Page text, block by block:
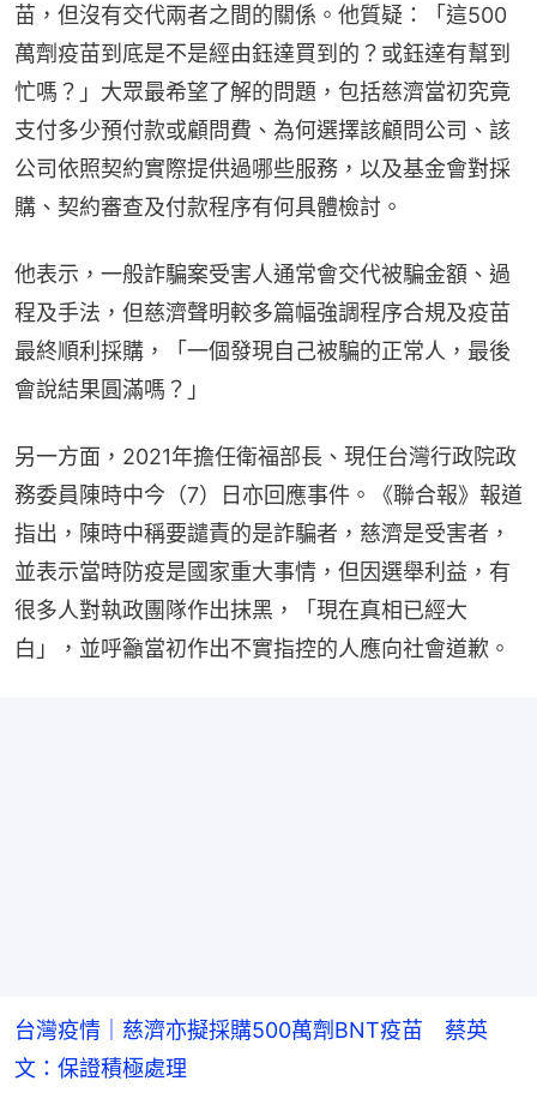
苗，但沒有交代兩者之間的關係。他質疑：「這500
萬劑疫苗到底是不是經由鈺達買到的？或鈺達有幫到
忙嗎？」大眾最希望了解的問題，包括慈濟當初究竟
支付多少預付款或顧問費、為何選擇該顧問公司、該
公司依照契約實際提供過哪些服務，以及基金會對採
購、契約審查及付款程序有何具體檢討。
他表示，一般詐騙案受害人通常會交代被騙金額、過
程及手法，但慈濟聲明較多篇幅強調程序合規及疫苗
最終順利採購，「一個發現自己被騙的正常人，最後
會說結果圓滿嗎？」
另一方面，2021年擔任衛福部長、現任台灣行政院政
務委員陳時中今（7）日亦回應事件。《聯合報》報道
指出，陳時中稱要譴責的是詐騙者，慈濟是受害者，
並表示當時防疫是國家重大事情，但因選舉利益，有
很多人對執政團隊作出抹黑，「現在真相已經大
白」，並呼籲當初作出不實指控的人應向社會道歉。
台灣疫情｜慈濟亦擬採購500萬劑BNT疫苗 蔡英
文：保證積極處理